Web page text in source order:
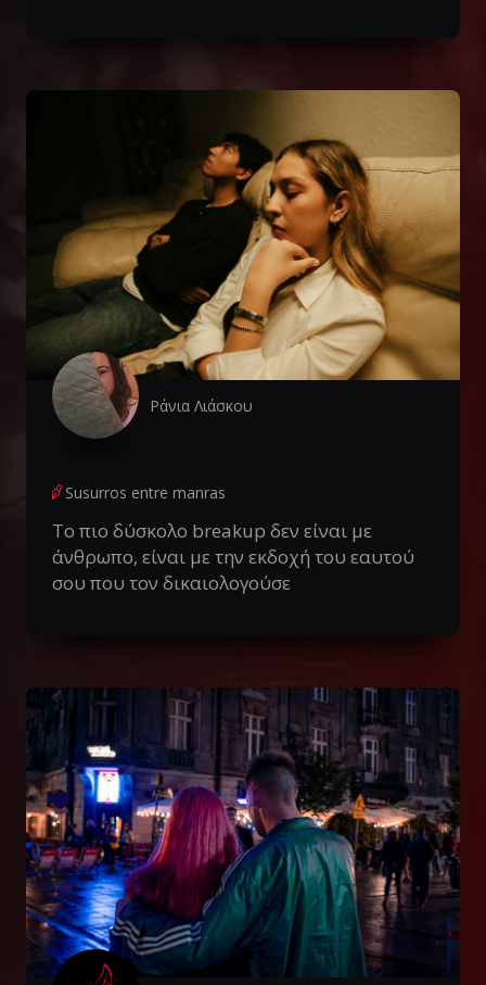
Ράνια Λιάσκου
Susurros entre manras
Το πιο δύσκολο breakup δεν είναι με
άνθρωπο, είναι με την εκδοχή του εαυτού
σου που τον δικαιολογούσε